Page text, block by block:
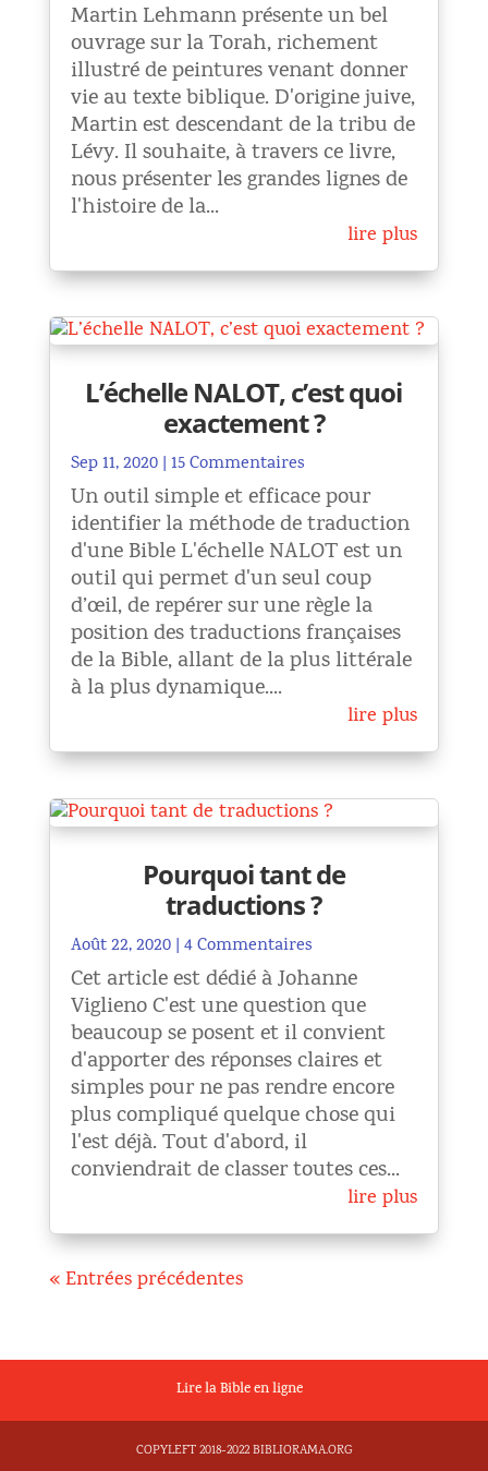
Martin Lehmann présente un bel
ouvrage sur la Torah, richement
illustré de peintures venant donner
vie au texte biblique. D'origine juive,
Martin est descendant de la tribu de
Lévy. Il souhaite, à travers ce livre,
nous présenter les grandes lignes de
l'histoire de la...
lire plus
L’échelle NALOT, c’est quoi
exactement ?
Sep 11, 2020| 15 Commentaires
Un outil simple et efficace pour
identifier la méthode de traduction
d'une Bible L'échelle NALOT est un
outil qui permet d'un seul coup
d’œil, de repérer sur une règle la
position des traductions françaises
de la Bible, allant de la plus littérale
à la plus dynamique....
lire plus
Pourquoi tant de
traductions ?
Août 22, 2020| 4 Commentaires
Cet article est dédié à Johanne
Viglieno C'est une question que
beaucoup se posent et il convient
d'apporter des réponses claires et
simples pour ne pas rendre encore
plus compliqué quelque chose qui
l'est déjà. Tout d'abord, il
conviendrait de classer toutes ces...
lire plus
« Entrées précédentes
Lire la Bible en ligne
COPYLEFT 2018-2022 BIBLIORAMA.ORG